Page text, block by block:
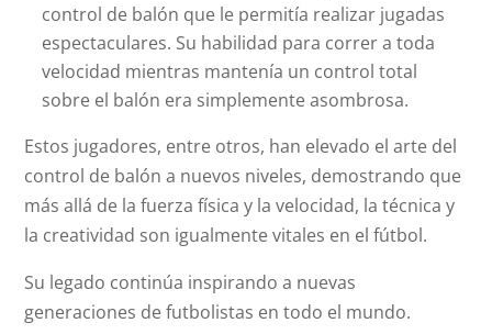
control de balón que le permitía realizar jugadas
espectaculares. Su habilidad para correr a toda
velocidad mientras mantenía un control total
sobre el balón era simplemente asombrosa.
Estos jugadores, entre otros, han elevado el arte del
control de balón a nuevos niveles, demostrando que
más allá de la fuerza física y la velocidad, la técnica y
la creatividad son igualmente vitales en el fútbol.
Su legado continúa inspirando a nuevas
generaciones de futbolistas en todo el mundo.